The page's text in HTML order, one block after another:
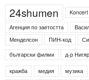
24shumen Koncert
Агенция по заетостта
Менделсон
ПИН-код
български филми
д-р
кражба медия музика